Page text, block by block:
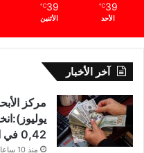
39
℃
الأحد
39
℃
الأثنين
آخر الأخبار
0,42 في المائة
منذ 10 ساعات